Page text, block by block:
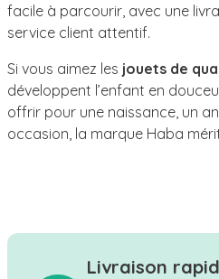
facile à parcourir, avec une
service client attentif.
Si vous aimez les jouets de
développent l’enfant en
offrir pour une naissance, un
occasion, la marque Haba
Livraison